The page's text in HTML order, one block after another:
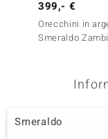
Somma del peso in carati
0,389 ct
Montatura
399,- €
Orecchini in
Smeraldo
Smeraldo